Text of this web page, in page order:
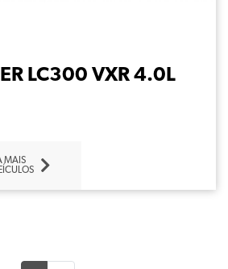
LC300 VXR 4.0L
MAIS